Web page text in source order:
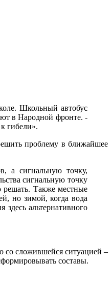
Школьный автобус
в Народной фронте. -
гибели».
проблему в ближайшее
а сигнальную точку,
сигнальную точку
решать. Также местные
но зимой, когда вода
альтернативного
со сложившейся ситуацией –
составы.